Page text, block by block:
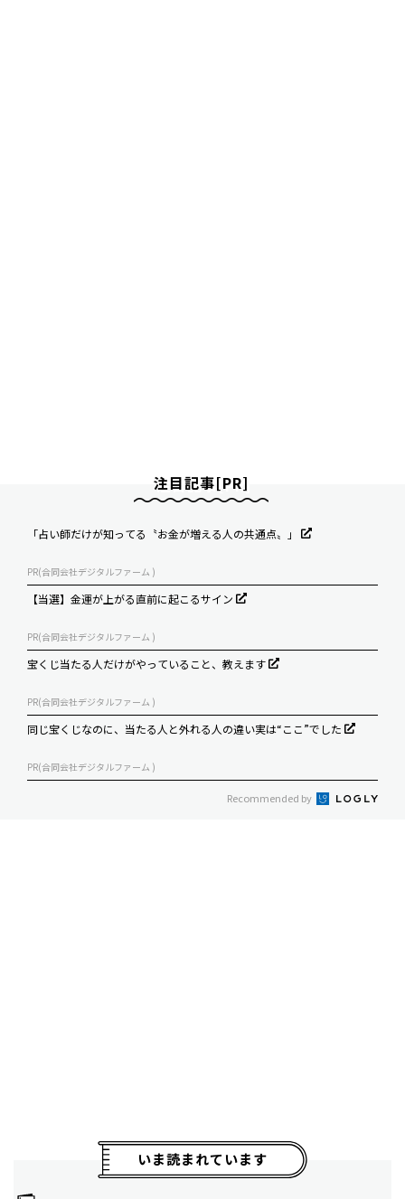
注目記事[PR]
「占い師だけが知ってる〝お金が増える人の共通点〟」
PR(合同会社デジタルファーム )
【当選】金運が上がる直前に起こるサイン
PR(合同会社デジタルファーム )
宝くじ当たる人だけがやっていること、教えます
PR(合同会社デジタルファーム )
同じ宝くじなのに、当たる人と外れる人の違い実は“ここ”でした
PR(合同会社デジタルファーム )
Recommended by
いま読まれています